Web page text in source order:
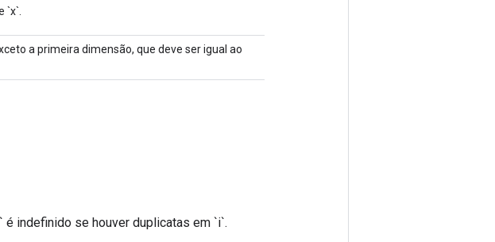
`x`.
a primeira dimensão, que deve ser igual ao
é indefinido se houver duplicatas em `i`.